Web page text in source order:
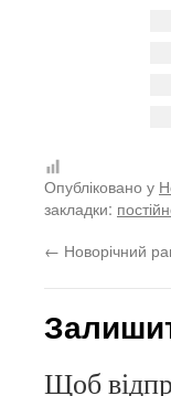
Опубліковано у
закладки:
← Новорічний
Щоб